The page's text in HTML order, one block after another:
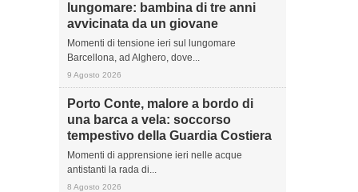
lungomare: bambina di tre anni
avvicinata da un giovane
Momenti di tensione ieri sul lungomare
Barcellona, ad Alghero, dove...
9 Agosto 2026
Porto Conte, malore a bordo di
una barca a vela: soccorso
tempestivo della Guardia Costiera
Momenti di apprensione ieri nelle acque
antistanti la rada di...
8 Agosto 2026